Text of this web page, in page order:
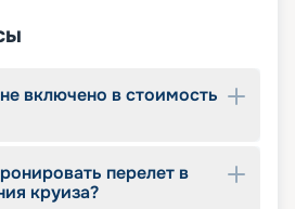
простого и быстрого
вам оформить бронь
фото, схему и план палуб
из широкого ассортимента
расписание,
Не упустите
включено в стоимость
перелет в
круиза?